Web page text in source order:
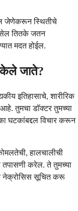
जेणेकरून स्थितीचे
तितके जतन
मदत होईल.
जाते?
इतिहासाचे, शारीरिक
तुमचा डॉक्टर तुमच्या
घटकांबद्दल विचार करून
हालचालीची
तपासणी करेल. ते तुमच्या
नेक्रोसिस सूचित करू